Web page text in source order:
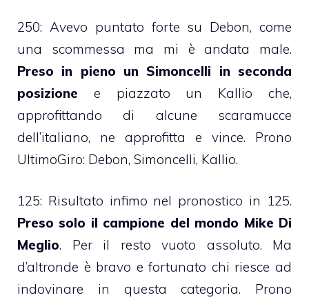
250: Avevo puntato forte su Debon, come
una scommessa ma mi è andata male.
Preso in pieno un Simoncelli in seconda
posizione e piazzato un Kallio che,
approfittando di alcune scaramucce
dell’italiano, ne approfitta e vince. Prono
UltimoGiro: Debon, Simoncelli, Kallio.
125: Risultato infimo nel pronostico in 125.
Preso solo il campione del mondo Mike Di
Meglio. Per il resto vuoto assoluto. Ma
d’altronde è bravo e fortunato chi riesce ad
indovinare in questa categoria. Prono